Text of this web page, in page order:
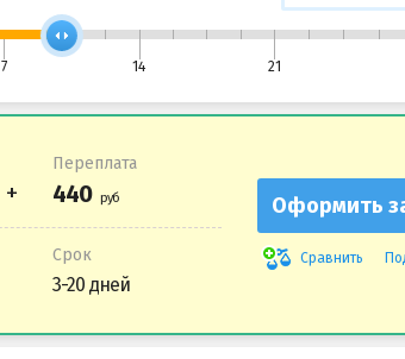
7 14 21
Переплата
Срок
3-20 дней
Оформить
Сравнить